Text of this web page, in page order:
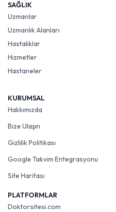
SAĞLIK
Uzmanlar
Uzmanlık Alanları
Hastalıklar
Hizmetler
Hastaneler
KURUMSAL
Hakkımızda
Bize Ulaşın
Gizlilik Politikası
Google Takvim Entegrasyonu
Site Haritası
PLATFORMLAR
Doktorsitesi.com